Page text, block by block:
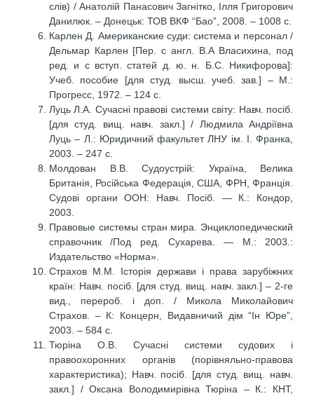
слів) / Анатолій Панасович Загнітко, Ілля Григорович
Данилюк. – Донецьк: ТОВ ВКФ “Бао”, 2008. – 1008 с.
Карлен Д. Американские суди: система и персонал /
Дельмар Карлен [Пер. с англ. В.А Власихина, под
ред. и с вступ. статей д. ю. н. Б.С. Никифорова]:
Учеб. пособие [для студ. высш. учеб. зав.] – М.:
Прогресс, 1972. – 124 с.
Луць Л.А. Сучасні правові системи світу: Навч. посіб.
[для студ. вищ. навч. закл.] / Людмила Андріївна
Луць – Л.: Юридичний факультет ЛНУ ім. І. Франка,
2003. – 247 с.
Молдован В.В. Судоустрій: Україна, Велика
Британія, Російська Федерація, США, ФРН, Франція.
Судові органи ООН: Навч. Посіб. — К.: Кондор,
2003.
Правовые системы стран мира. Энциклопедический
справочник /Под ред. Сухарева. — М.: 2003.:
Издательство «Норма».
Страхов М.М. Історія держави і права зарубіжних
країн: Навч. посіб. [для студ. вищ. навч. закл.] – 2-ге
вид., перероб. і доп. / Микола Миколайович
Страхов. – К: Концерн, Видавничий дім “Ін Юре”,
2003. – 584 с.
Тюріна О.В. Сучасні системи судових і
правоохоронних органів (порівняльно-правова
характеристика); Навч. посіб. [для студ. вищ. навч.
закл.] / Оксана Володимирівна Тюріна – К.: КНТ,